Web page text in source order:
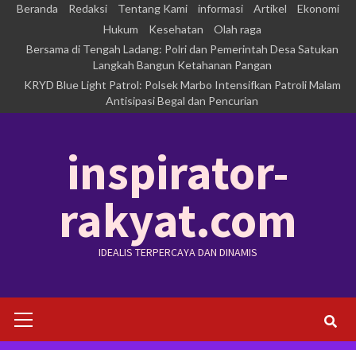
Skip
content
Beranda Redaksi Tentang Kami informasi Artikel
Ekonomi
Hukum
Kesehatan
Olah raga
Bersama di Tengah Ladang: Polri dan Pemerintah Desa Satukan
Langkah Bangun Ketahanan Pangan
KRYD Blue Light Patrol: Polsek Marbo Intensifkan Patroli Malam
Antisipasi Begal dan Pencurian
inspirator-
rakyat.com
IDEALIS TERPERCAYA DAN DINAMIS
Menu